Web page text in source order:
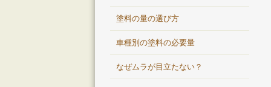
塗料の量の選び方
車種別の塗料の必要量
なぜムラが目立たない？